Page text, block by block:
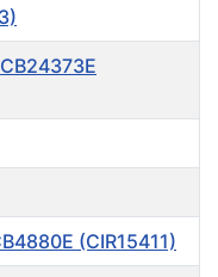
(CIR15411)